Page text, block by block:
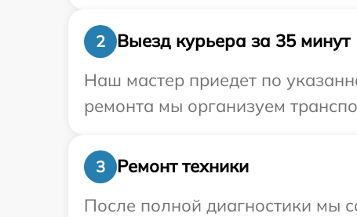
2
Выезд курьера за 35 минут
Наш мастер приедет по
ремонта мы организуем
3
Ремонт техники
После полной диагностики мы